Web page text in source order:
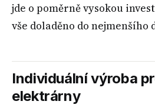
jde o poměrně vysokou
vše doladěno do nejmenšího
Individuální výroba
elektrárny